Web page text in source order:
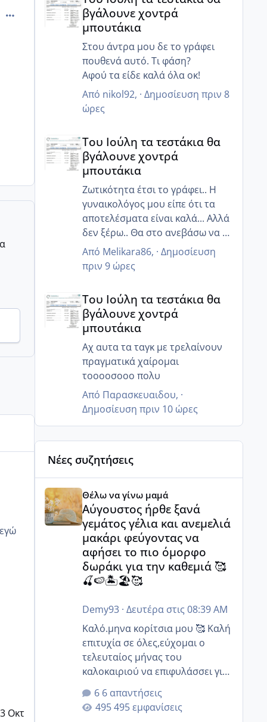
comment_504961
Οκτ
πήγα εχτές παράγγειλα και της
τούρτες τα έχω κανονίσει όλα
περιμένουν πως και πως 😂
βγάλουνε χοντρά
μπουτάκια
Στου άντρα μου δε το γράφει
πουθενά αυτό. Τι φάση?
Αφού τα είδε καλά όλα οκ!
Από nikol92, · Δημοσίευση πριν 8
ώρες
Του Ιούλη τα τεστάκια θα
βγάλουνε χοντρά
μπουτάκια
Ζωτικότητα έτσι το γράφει.. Η
γυναικολόγος μου είπε ότι τα
αποτελέσματα είναι καλά... Αλλά
δεν ξέρω.. Θα στο ανεβάσω να το
δεις κ εσύ
Από Melikara86, · Δημοσίευση
πριν 9 ώρες
Του Ιούλη τα τεστάκια θα
βγάλουνε χοντρά
μπουτάκια
Αχ αυτα τα ταγκ με τρελαίνουν
πραγματικά χαίρομαι
τοοοοσοοο πολυ
Από Παρασκευαιδου, ·
Δημοσίευση πριν 10 ώρες
Νέες συζητήσεις
Αύγουστος ήρθε ξανά γεμάτος γέλια και
Θέλω να γίνω μαμά
Αύγουστος ήρθε ξανά
γεμάτος γέλια και ανεμελιά
μακάρι φεύγοντας να
αφήσει το πιο όμορφο
δωράκι για την καθεμιά 🥰
🍒🍉🏝️🏖️🥰
Demy93· Δευτέρα στις 08:39 AM
Καλό.μηνα κορίτσια μου 🥰 Καλή
επιτυχία σε όλες,εύχομαι ο
τελευταίος μήνας του
καλοκαιριού να επιφυλάσσει για
όλες σας την πιο όμορφη
έκπληξη 🧿 @Elk @Melikara86
@Παρασκευαιδου @Zenia z
6 απαντήσεις
495 εμφανίσεις